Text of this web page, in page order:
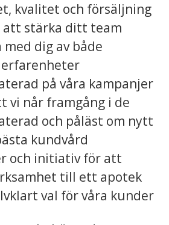
kvalitet och försäljning
stärka ditt team
dig av både
erfarenheter
på våra kampanjer
vi når framgång i de
och påläst om nytt
kundvård
och initiativ för att
till ett apotek
val för våra kunder